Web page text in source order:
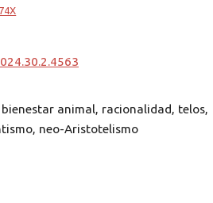
animal, racionalidad, telos,
neo-Aristotelismo